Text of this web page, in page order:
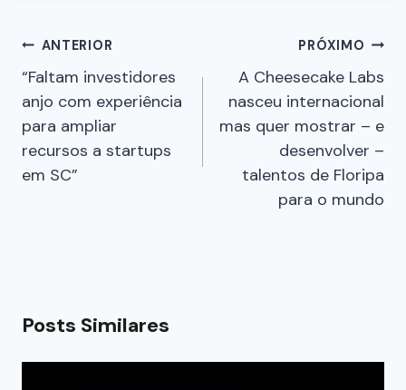
ANTERIOR
“Faltam investidores
anjo com experiência
para ampliar
recursos a startups
em SC”
PRÓXIMO
A Cheesecake Labs
nasceu internacional
mas quer mostrar – e
desenvolver –
talentos de Floripa
para o mundo
Posts Similares